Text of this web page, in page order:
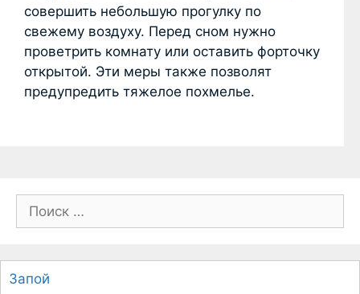
совершить небольшую прогулку по
свежему воздуху. Перед сном нужно
проветрить комнату или оставить форточку
открытой. Эти меры также позволят
предупредить тяжелое похмелье.
о
с
к
Запой